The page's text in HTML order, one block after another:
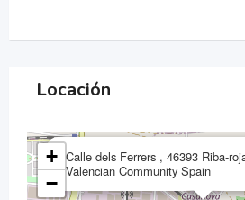
Locación
Calle dels Ferrers , 46393 Riba-
Valencian Community Spain
+
−